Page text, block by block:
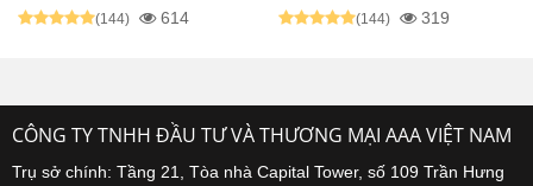
(144) 614 (144) 319
CÔNG TY TNHH ĐẦU TƯ VÀ THƯƠNG MẠI AAA VIỆT NAM
Trụ sở chính: Tầng 21, Tòa nhà Capital Tower, số 109 Trần Hưng